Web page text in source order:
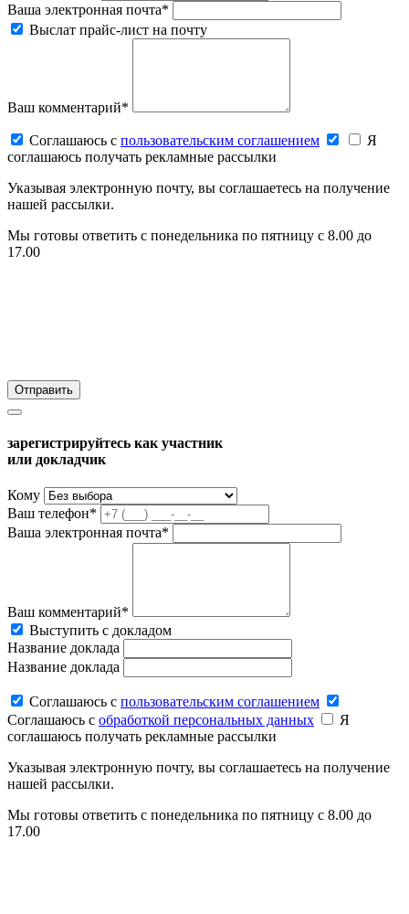
Ваша электронная почта*
Выслат прайс-лист на почту
Ваш комментарий*
Соглашаюсь c пользовательским соглашением
Я
соглашаюсь получать рекламные рассылки
Указывая электронную почту, вы соглашаетесь на получение
нашей рассылки.
Мы готовы ответить с понедельника по пятницу с 8.00 до
17.00
зарегистрируйтесь как участник
или докладчик
Кому
Ваш телефон*
Ваша электронная почта*
Ваш комментарий*
Выступить с докладом
Название доклада
Название доклада
Соглашаюсь c пользовательским соглашением
Соглашаюсь c обработкой персональных данных
Я
соглашаюсь получать рекламные рассылки
Указывая электронную почту, вы соглашаетесь на получение
нашей рассылки.
Мы готовы ответить с понедельника по пятницу с 8.00 до
17.00